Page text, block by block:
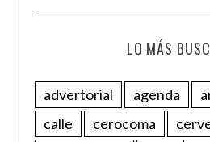
LO MÁS
advertorial agenda
calle
cerocoma